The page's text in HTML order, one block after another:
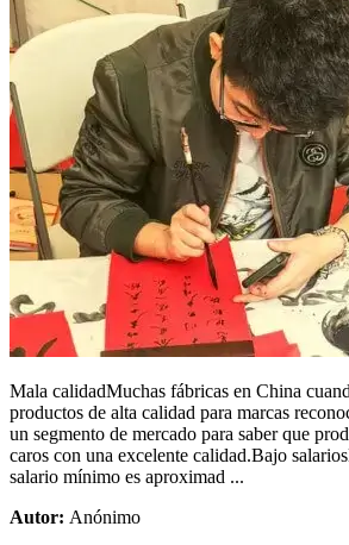
Mala calidadMuchas fábricas en China
productos de alta calidad para marcas
un segmento de mercado para saber que
caros con una excelente calidad.Bajo
salario mínimo es aproximad ...
Autor: Anónimo